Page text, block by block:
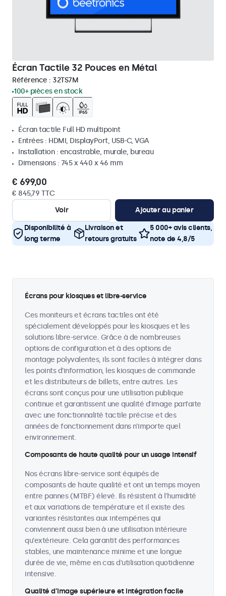
Écran Tactile 32 Pouces en Métal
Référence : 32TS7M
100+ pièces en stock
Écran tactile Full HD multipoint
Entrées : HDMI, DisplayPort, USB-C, VGA
Installation : encastrable, murale, bureau
Dimensions : 745 x 440 x 46 mm
€ 699,00
€ 845,79 TTC
Voir
Ajouter au panier
Disponibilité à
long terme
Livraison et
retours gratuits
5 000+ avis clients,
note de 4,8/5
Écrans pour kiosques et libre-service
Ces moniteurs et écrans tactiles ont été
spécialement développés pour les kiosques et les
solutions libre-service. Grâce à de nombreuses
options de configuration et à des options de
montage polyvalentes, ils sont faciles à intégrer dans
les points d'information, les kiosques de commande
et les distributeurs de billets, entre autres. Les
écrans sont conçus pour une utilisation publique
continue et garantissent une qualité d’image parfaite
avec une fonctionnalité tactile précise et des
années de fonctionnement dans n’importe quel
environnement.
Composants de haute qualité pour un usage intensif
Nos écrans libre-service sont équipés de
composants de haute qualité et ont un temps moyen
entre pannes (MTBF) élevé. Ils résistent à l'humidité
et aux variations de température et il existe des
variantes résistantes aux intempéries qui
conviennent aussi bien à une utilisation intérieure
qu'extérieure. Cela garantit des performances
stables, une maintenance minime et une longue
durée de vie, même en cas d'utilisation quotidienne
intensive.
Qualité d’image supérieure et intégration facile